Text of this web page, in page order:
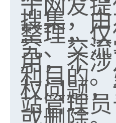
搜集，
整理，
究、交
用，不
利目的
权问题
站管理